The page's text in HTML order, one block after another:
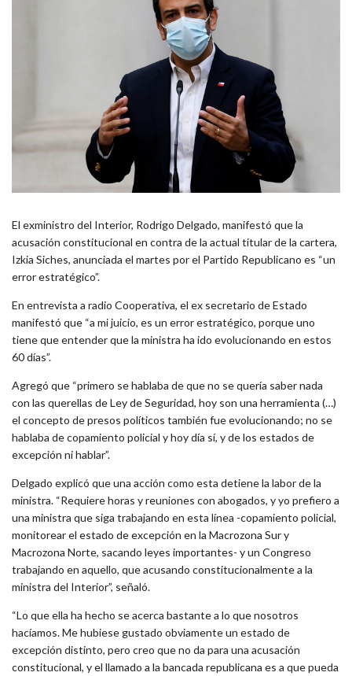
El exministro del Interior, Rodrigo Delgado, manifestó que la
acusación constitucional en contra de la actual titular de la cartera,
Izkia Siches, anunciada el martes por el Partido Republicano es “un
error estratégico”.
En entrevista a radio Cooperativa, el ex secretario de Estado
manifestó que “a mi juicio, es un error estratégico, porque uno
tiene que entender que la ministra ha ido evolucionando en estos
60 días”.
Agregó que “primero se hablaba de que no se quería saber nada
con las querellas de Ley de Seguridad, hoy son una herramienta (…)
el concepto de presos políticos también fue evolucionando; no se
hablaba de copamiento policial y hoy día sí, y de los estados de
excepción ni hablar”.
Delgado explicó que una acción como esta detiene la labor de la
ministra. “Requiere horas y reuniones con abogados, y yo prefiero a
una ministra que siga trabajando en esta línea -copamiento policial,
monitorear el estado de excepción en la Macrozona Sur y
Macrozona Norte, sacando leyes importantes- y un Congreso
trabajando en aquello, que acusando constitucionalmente a la
ministra del Interior”, señaló.
“Lo que ella ha hecho se acerca bastante a lo que nosotros
hacíamos. Me hubiese gustado obviamente un estado de
excepción distinto, pero creo que no da para una acusación
constitucional, y el llamado a la bancada republicana es a que pueda